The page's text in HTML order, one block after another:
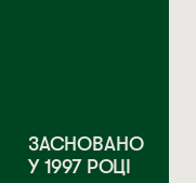
ЗАСНОВАНО
У 1997 РОЦІ